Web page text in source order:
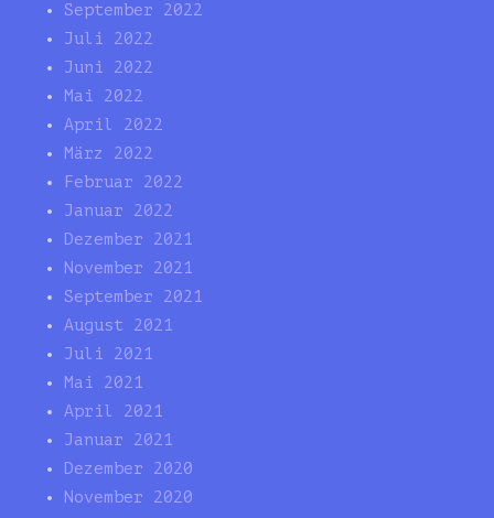
September 2022
Juli 2022
Juni 2022
Mai 2022
April 2022
März 2022
Februar 2022
Januar 2022
Dezember 2021
November 2021
September 2021
August 2021
Juli 2021
Mai 2021
April 2021
Januar 2021
Dezember 2020
November 2020